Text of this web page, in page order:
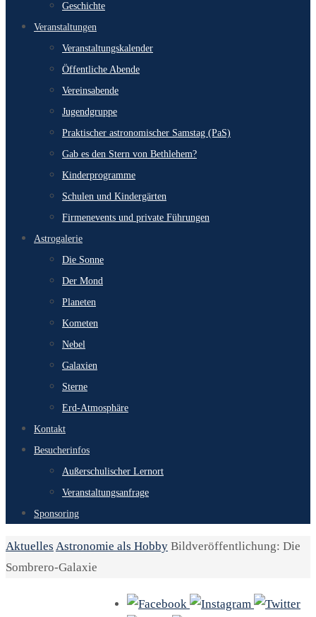
Geschichte
Veranstaltungen
Veranstaltungskalender
Öffentliche Abende
Vereinsabende
Jugendgruppe
Praktischer astronomischer Samstag (PaS)
Gab es den Stern von Bethlehem?
Kinderprogramme
Schulen und Kindergärten
Firmenevents und private Führungen
Astrogalerie
Die Sonne
Der Mond
Planeten
Kometen
Nebel
Galaxien
Sterne
Erd-Atmosphäre
Kontakt
Besucherinfos
Außerschulischer Lernort
Veranstaltungsanfrage
Sponsoring
Start
Aktuelles Astronomie als Hobby Bildveröffentlichung: Die
Sombrero-Galaxie